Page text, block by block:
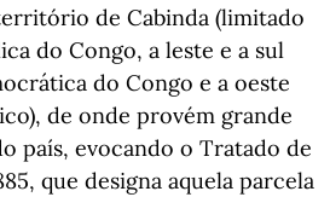
de Cabinda (limitado
do Congo, a leste e a sul
do Congo e a oeste
de onde provém grande
país, evocando o Tratado de
que designa aquela parcela